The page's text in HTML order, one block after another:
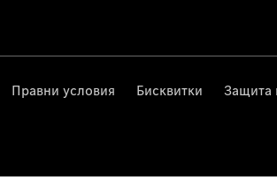
Правни условия Бисквитки Защита